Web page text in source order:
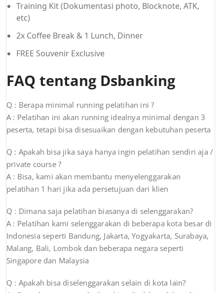
Training Kit (Dokumentasi photo, Blocknote, ATK,
etc)
2x Coffee Break & 1 Lunch, Dinner
FREE Souvenir Exclusive
FAQ tentang Dsbanking
Q : Berapa minimal running pelatihan ini ?
A : Pelatihan ini akan running idealnya minimal dengan 3
peserta, tetapi bisa disesuaikan dengan kebutuhan peserta
Q : Apakah bisa jika saya hanya ingin pelatihan sendiri aja /
private course ?
A : Bisa, kami akan membantu menyelenggarakan
pelatihan 1 hari jika ada persetujuan dari klien
Q : Dimana saja pelatihan biasanya di selenggarakan?
A : Pelatihan kami selenggarakan di beberapa kota besar di
Indonesia seperti Bandung, Jakarta, Yogyakarta, Surabaya,
Malang, Bali, Lombok dan beberapa negara seperti
Singapore dan Malaysia
Q : Apakah bisa diselenggarakan selain di kota lain?